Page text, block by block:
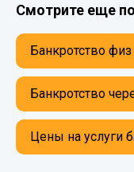
Смотрите еще
Банкротство
Банкротство
Цены на услуги